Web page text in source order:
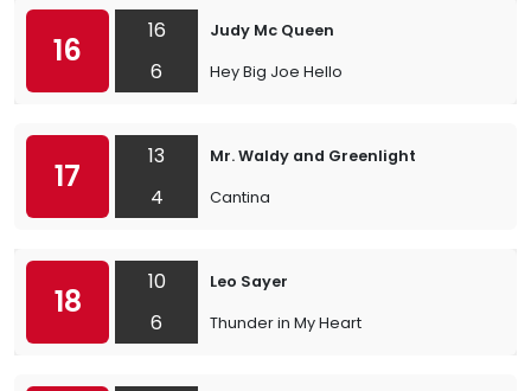
16
16
6
Judy Mc Queen
Hey Big Joe Hello
17
13
4
Mr. Waldy and Greenlight
Cantina
18
10
6
Leo Sayer
Thunder in My Heart